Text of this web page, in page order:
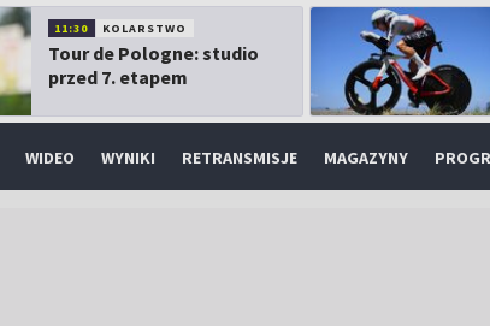
11:30 KOLARSTWO
Tour de Pologne: studio
przed 7. etapem
WIDEO WYNIKI RETRANSMISJE MAGAZYNY